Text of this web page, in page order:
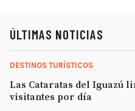
ÚLTIMAS NOTICIAS
DESTINOS TURÍSTICOS
Las Cataratas del Iguazú
visitantes por día